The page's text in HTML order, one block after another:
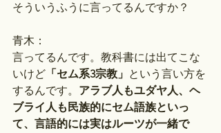
そういうふうに言ってるんですか？
青木：
言ってるんです。教科書には出てこな
いけど 「セム系3宗教」 という言い方を
するんです。 アラブ人もユダヤ人、ヘ
ブライ人も民族的にセム語族といっ
て、言語的には実はルーツが一緒で